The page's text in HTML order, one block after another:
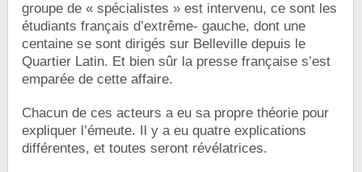
groupe de « spécialistes » est intervenu, ce sont les
étudiants français d’extrême- gauche, dont une
centaine se sont dirigés sur Belleville depuis le
Quartier Latin. Et bien sûr la presse française s’est
emparée de cette affaire.
Chacun de ces acteurs a eu sa propre théorie pour
expliquer l’émeute. Il y a eu quatre explications
différentes, et toutes seront révélatrices.